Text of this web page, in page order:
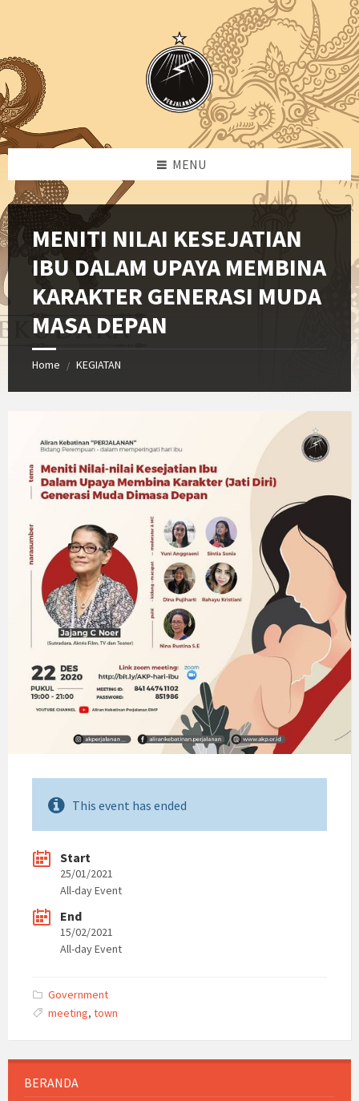
MENU
MENITI NILAI KESEJATIAN
IBU DALAM UPAYA MEMBINA
KARAKTER GENERASI MUDA
MASA DEPAN
Home / KEGIATAN
This event has ended
Start
25/01/2021
All-day Event
End
15/02/2021
All-day Event
Government
meeting, town
BERANDA